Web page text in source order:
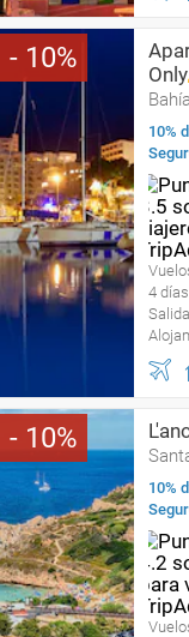
10
Only
10%
4
10
10%